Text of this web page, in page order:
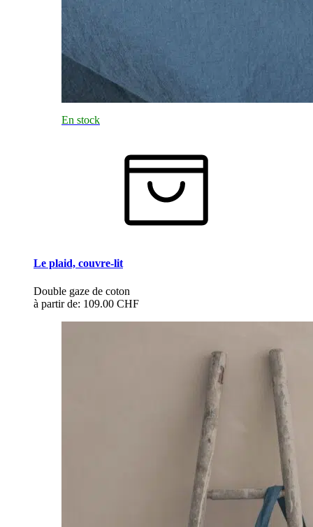
En stock
Le plaid, couvre-lit
Double gaze de coton
à partir de: 109.00 CHF